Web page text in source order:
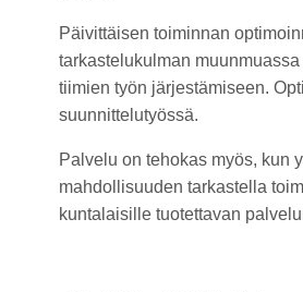
Päivittäisen toiminnan
tarkastelukulman
tiimien työn järjestämiseen.
suunnittelutyössä.
Palvelu on tehokas myös, kun
mahdollisuuden tarkastella
kuntalaisille tuotettavan